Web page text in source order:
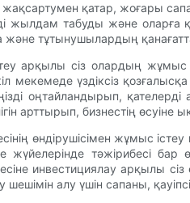
қатар, жоғары
жылдам табуды және оларға
тұтынушылардың
арқылы сіз олардың жұмыс
мекемеде үздіксіз
оңтайландырып, қателерді
арттырып, бизнестің өсуіне
өндірушісімен жұмыс
жүйелерінде тәжірибесі
инвестициялау арқылы
алу үшін сапаны,